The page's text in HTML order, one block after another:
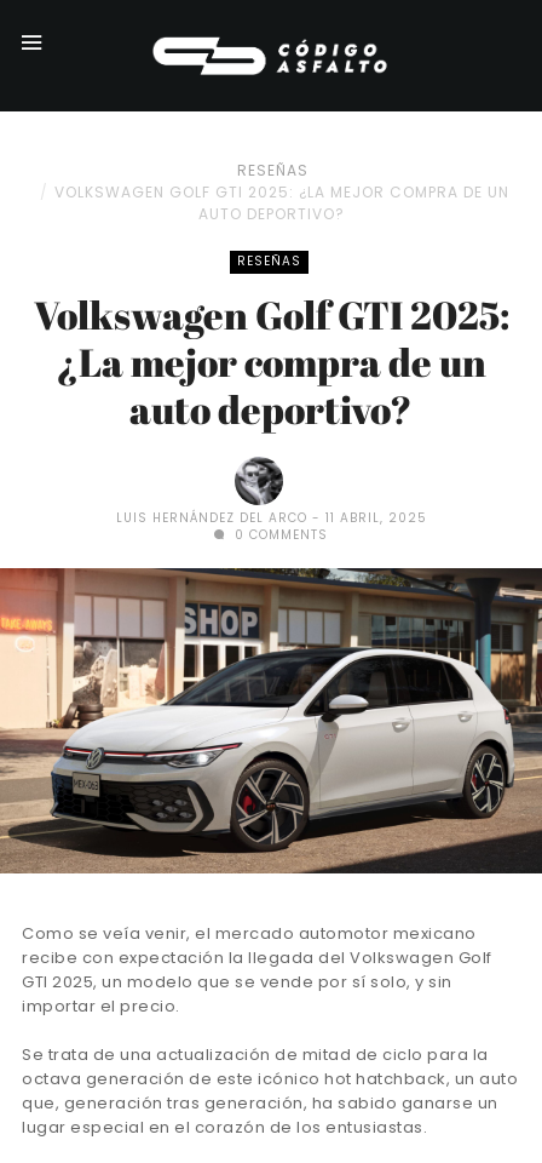
RESEÑAS
VOLKSWAGEN GOLF GTI 2025: ¿LA MEJOR COMPRA DE UN
AUTO DEPORTIVO?
RESEÑAS
Volkswagen Golf GTI 2025:
¿La mejor compra de un
auto deportivo?
LUIS HERNÁNDEZ DEL ARCO
11 ABRIL, 2025
0 COMMENTS
Como se veía venir, el mercado automotor mexicano
recibe con expectación la llegada del Volkswagen Golf
GTI 2025, un modelo que se vende por sí solo, y sin
importar el precio.
Se trata de una actualización de mitad de ciclo para la
octava generación de este icónico hot hatchback, un auto
que, generación tras generación, ha sabido ganarse un
lugar especial en el corazón de los entusiastas.